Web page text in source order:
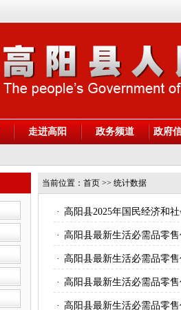
走进高阳 政务频道 政府
当前位置： 首页 >> 统计数据
· 高阳县2025年国民经济和
· 高阳县最新生活必需品零
· 高阳县最新生活必需品零
· 高阳县最新生活必需品零
· 高阳县最新生活必需品零